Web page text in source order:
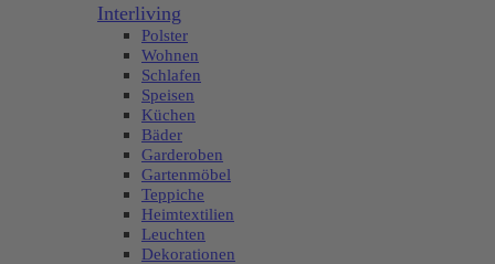
Interliving
Polster
Wohnen
Schlafen
Speisen
Küchen
Bäder
Garderoben
Gartenmöbel
Teppiche
Heimtextilien
Leuchten
Dekorationen